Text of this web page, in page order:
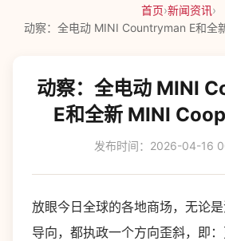
首页›新闻资讯›
动察：全电动 MINI Countryman E和全
动察：全电动 MINI
E和全新 MINI
发布时间：2026-04-16
放眼今日全球的各地商场，无论
导向，都执政一个方向歪斜，即